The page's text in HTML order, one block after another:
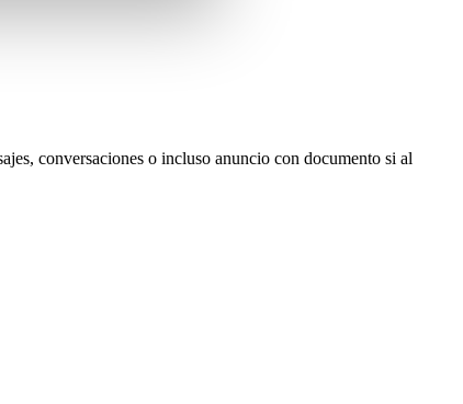
conversaciones o incluso anuncio con documento si al